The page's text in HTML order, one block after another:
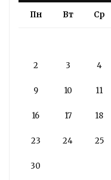
Пн Вт Ср
2 3 4
9 10 11
16 17 18
23 24 25
30